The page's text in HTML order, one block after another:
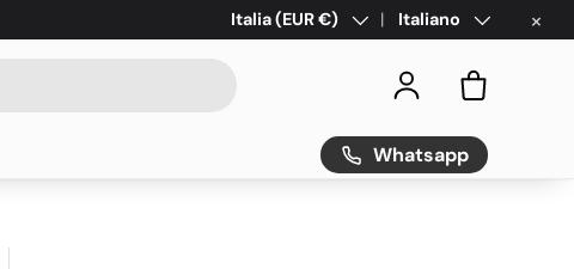
Paese/Regione
Italia (EUR €) LinguaItaliano ×
AccediBorsa
Whatsapp